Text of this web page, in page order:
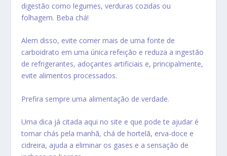
digestão como legumes, verduras cozidas ou
folhagem. Beba chá!
Alem disso, evite comer mais de uma fonte de
carboidrato em uma única refeição e reduza a ingestão
de refrigerantes, adoçantes artificiais e, principalmente,
evite alimentos processados.
Prefira sempre uma alimentação de verdade.
Uma dica já citada aqui no site e que pode te ajudar é
tomar chás pela manhã, chá de hortelã, erva-doce e
cidreira, ajuda a eliminar os gases e a sensação de